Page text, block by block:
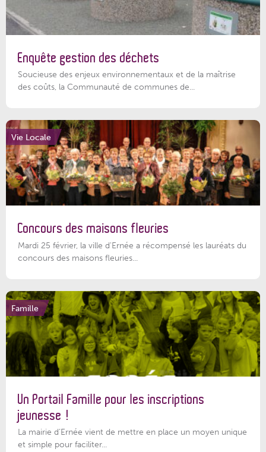
Enquête gestion des déchets
Soucieuse des enjeux environnementaux et de la maîtrise
des coûts, la Communauté de communes de...
Vie Locale
Concours des maisons fleuries
Mardi 25 février, la ville d'Ernée a récompensé les lauréats du
concours des maisons fleuries...
Famille
Un Portail Famille pour les inscriptions
jeunesse !
La mairie d’Ernée vient de mettre en place un moyen unique
et simple pour faciliter...